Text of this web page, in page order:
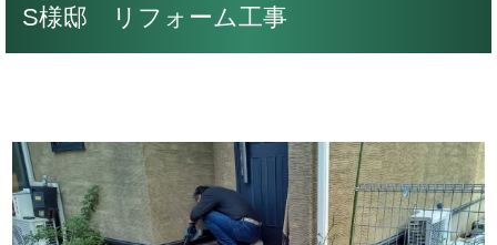
S様邸 リフォーム工事